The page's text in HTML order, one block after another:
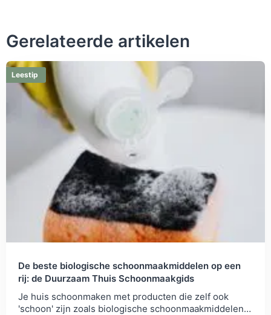
Gerelateerde artikelen
Leestip
De beste biologische schoonmaakmiddelen op een
rij: de Duurzaam Thuis Schoonmaakgids
Je huis schoonmaken met producten die zelf ook
'schoon' zijn zoals biologische schoonmaakmiddelen?